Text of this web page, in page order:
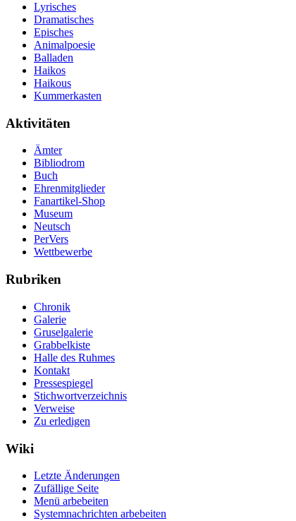
Lyrisches
Dramatisches
Episches
Animalpoesie
Balladen
Haikos
Haikous
Kummerkasten
Aktivitäten
Ämter
Bibliodrom
Buch
Ehrenmitglieder
Fanartikel-Shop
Museum
Neutsch
PerVers
Wettbewerbe
Rubriken
Chronik
Galerie
Gruselgalerie
Grabbelkiste
Halle des Ruhmes
Kontakt
Pressespiegel
Stichwortverzeichnis
Verweise
Zu erledigen
Wiki
Letzte Änderungen
Zufällige Seite
Menü arbebeiten
Systemnachrichten arbebeiten